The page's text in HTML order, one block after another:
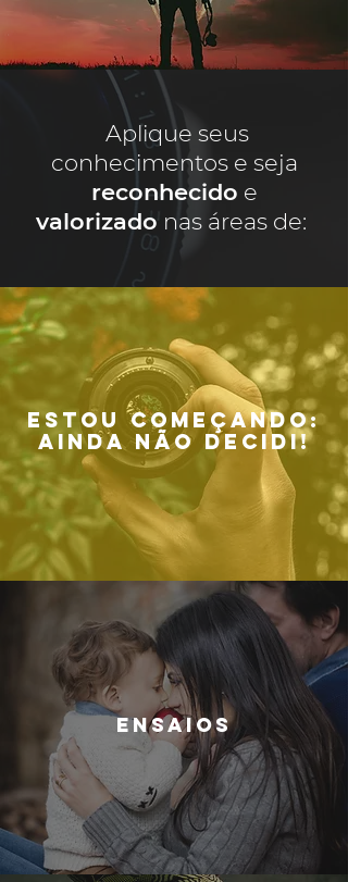
Aplique seus
conhecimentos e seja
reconhecido e
valorizadonas áreas de:
ESTOU COMEÇANDO:
AINDA NÃO DECIDI!
ENSAIOS